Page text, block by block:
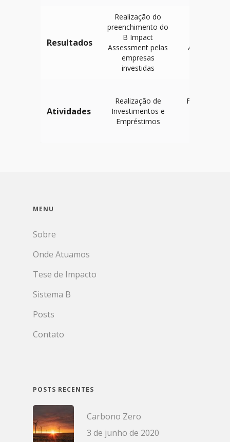
Resultados
Realização do
preenchimento do
B Impact
Assessment pelas
empresas
investidas
Assessment
Atividades
Realização de
Investimentos e
Empréstimos
Faturamento
MENU
Sobre
Onde Atuamos
Tese de Impacto
Sistema B
Posts
Contato
POSTS RECENTES
Carbono Zero
3 de junho de 2020